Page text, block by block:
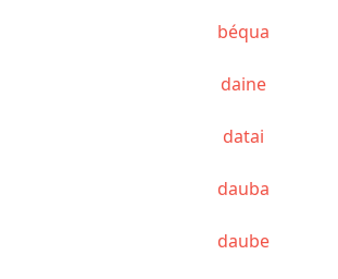
béqua
daine
datai
dauba
daube